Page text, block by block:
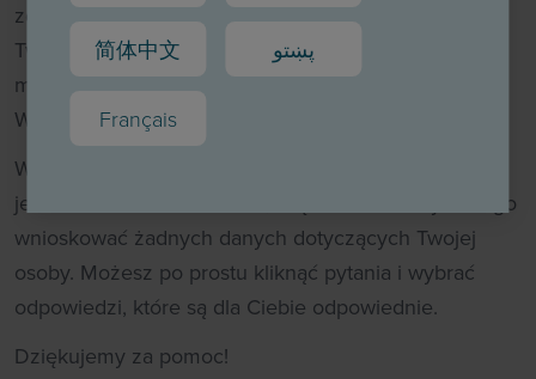
简体中文 پښتو
Français
zdrowia, opieki medycznej i poszukiwania informacji.
Twoje odpowiedzi pomogą nam dowiedzieć się, jak
możemy rozszerzyć witrynę, aby odpowiadała
Waszym potrzebom.
Wypełnienie kwestionariusza zajmie około 5 minut i
jest całkowicie anonimowe, więc nie możemy z niego
wnioskować żadnych danych dotyczących Twojej
osoby. Możesz po prostu kliknąć pytania i wybrać
odpowiedzi, które są dla Ciebie odpowiednie.
Dziękujemy za pomoc!